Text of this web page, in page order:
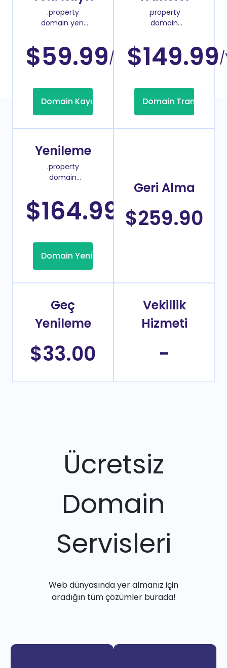
.property
domain yeni
$59.99/Yıl
Domain Kayıt
.property
domain
$149.99/
Domain Transfer
Yenileme
.property
domain
$164.99 /Yıl
Domain Yenileme
Geri Alma
$259.90
Geç
Yenileme
$33.00
Vekillik
Hizmeti
-
Ücretsiz
Domain
Servisleri
Web dünyasında yer almanız için
aradığın tüm çözümler burada!